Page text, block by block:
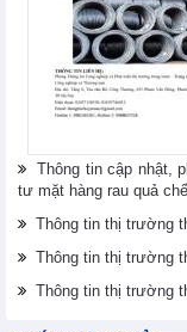
Thông tin cập nhật,
tư mặt hàng rau quả
Thông tin thị trường
Thông tin thị trường
Thông tin thị trường